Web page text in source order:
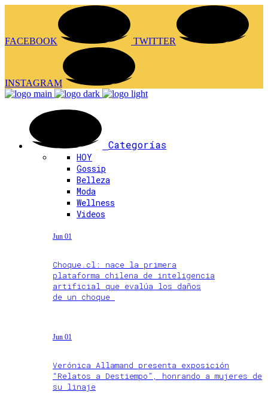
FACEBOOK TWITTER
INSTAGRAM
Categorías
HOY
Gossip
Belleza
Moda
Wellness
Videos
Jun 01
Choque.cl: nace la primera
plataforma chilena de inteligencia
artificial que evalúa los daños
de un choque
Jun 01
Verónica Allamand presenta exposición
“Relatos a Destiempo”, honrando a mujeres de
su linaje